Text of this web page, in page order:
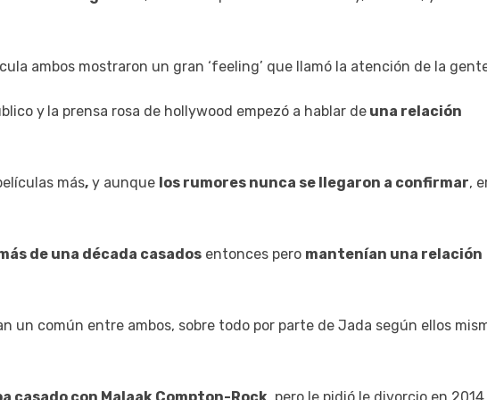
ambos mostraron un gran ‘feeling’ que llamó la atención de la
y la prensa rosa de hollywood empezó a hablar de una relación
más, y aunque los rumores nunca se llegaron a confirmar,
de una década casados entonces pero mantenían una relación
un común entre ambos, sobre todo por parte de Jada según ellos